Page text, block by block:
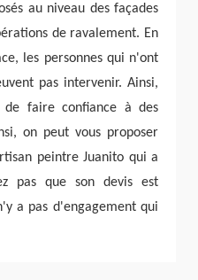
au niveau des façades
de ravalement. En
les personnes qui n'ont
pas intervenir. Ainsi,
de faire confiance à des
on peut vous proposer
peintre Juanito qui a
pas que son devis est
a pas d'engagement qui